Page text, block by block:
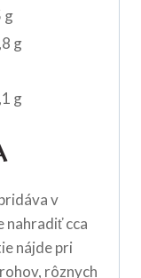
g
g
g
v
nahradiť cca
nájde pri
rôznych